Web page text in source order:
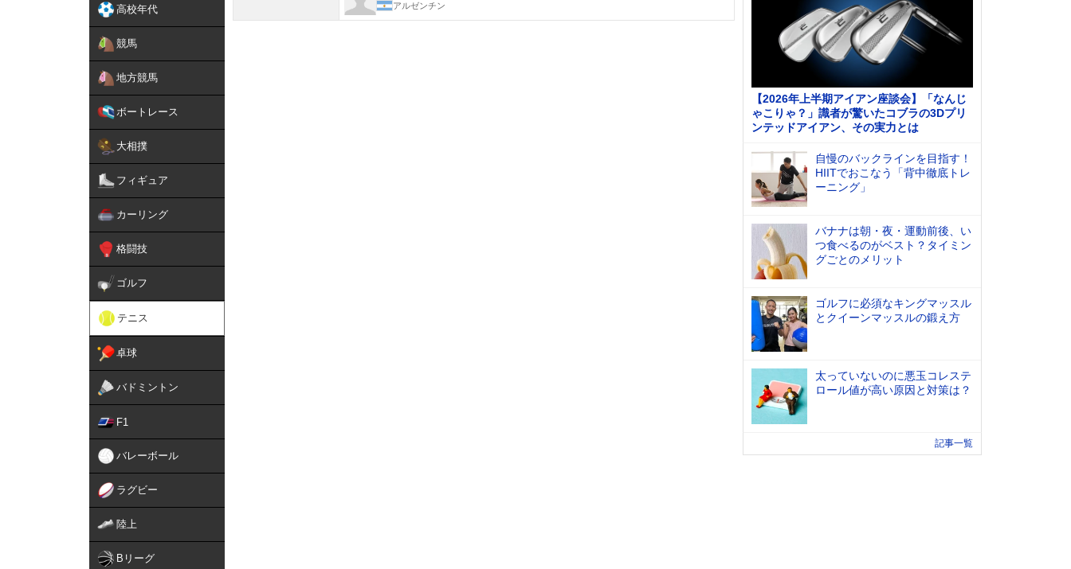
高校年代
競馬
地方競馬
ボートレース
大相撲
フィギュア
カーリング
格闘技
ゴルフ
テニス
卓球
バドミントン
F1
バレーボール
ラグビー
陸上
Bリーグ
アルゼンチン
【2026年上半期アイアン座談会】「なんじ
ゃこりゃ？」識者が驚いたコブラの3Dプリ
ンテッドアイアン、その実力とは
自慢のバックラインを目指す！
HIITでおこなう「背中徹底トレ
ーニング」
バナナは朝・夜・運動前後、い
つ食べるのがベスト？タイミン
グごとのメリット
ゴルフに必須なキングマッスル
とクイーンマッスルの鍛え方
太っていないのに悪玉コレステ
ロール値が高い原因と対策は？
記事一覧